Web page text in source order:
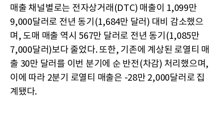
매출 채널별로는 전자상거래(DTC) 매출이 1,099만
9,000달러로 전년 동기(1,684만 달러) 대비 감소했으
며, 도매 매출 역시 567만 달러로 전년 동기(1,085만
7,000달러)보다 줄었다. 또한, 기존에 계상된 로열티 매
출 30만 달러를 이번 분기에 순 반전(차감) 처리했으며,
이에 따라 2분기 로열티 매출은 -28만 2,000달러로 집
계됐다.